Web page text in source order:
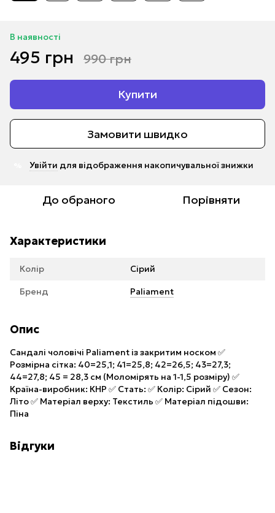
В наявності
495 грн 990 грн
Купити
Замовити швидко
Увійти для відображення накопичувальної знижки
До обраного Порівняти
Характеристики
Колір Сірий
Бренд Paliament
Опис
Сандалі чоловічі Paliament із закритим носком ✅
Розмірна сітка: 40=25,1; 41=25,8; 42=26,5; 43=27,3;
44=27,8; 45 = 28,3 см (Моломірять на 1-1,5 розміру) ✅
Країна-виробник: КНР ✅ Стать: ✅ Колір: Сірий ✅ Сезон:
Літо ✅ Матеріал верху: Текстиль ✅ Матеріал підошви:
Піна
Відгуки